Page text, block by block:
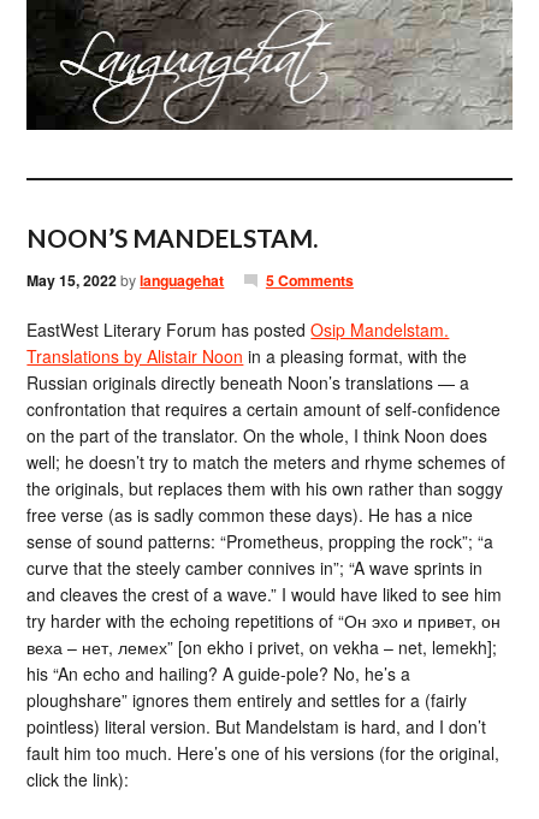
NOON’S MANDELSTAM.
May 15, 2022bylanguagehat 5 Comments
EastWest Literary Forum has postedOsip Mandelstam.
Translations by Alistair Noon in a pleasing format, with the
Russian originals directly beneath Noon’s translations — a
confrontation that requires a certain amount of self-confidence
on the part of the translator. On the whole, I think Noon does
well; he doesn’t try to match the meters and rhyme schemes of
the originals, but replaces them with his own rather than soggy
free verse (as is sadly common these days). He has a nice
sense of sound patterns: “Prometheus, propping the rock”; “a
curve that the steely camber connives in”; “A wave sprints in
and cleaves the crest of a wave.” I would have liked to see him
try harder with the echoing repetitions of “Он эхо и привет, он
веха – нет, лемех” [on ekho i privet, on vekha – net, lemekh];
his “An echo and hailing? A guide-pole? No, he’s a
ploughshare” ignores them entirely and settles for a (fairly
pointless) literal version. But Mandelstam is hard, and I don’t
fault him too much. Here’s one of his versions (for the original,
click the link):